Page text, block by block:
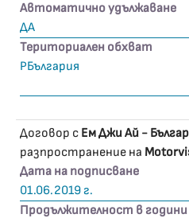
Автоматично удължаване
ДА
Териториален обхват
РБългария
Договор с Ем Джи Ай -
разпространение на
Дата на подписване
01.06.2019 г.
Продължителност в години